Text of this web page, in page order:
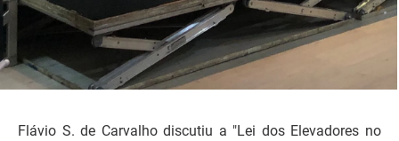
Flávio S. de Carvalho discutiu a "Lei dos Elevadores no